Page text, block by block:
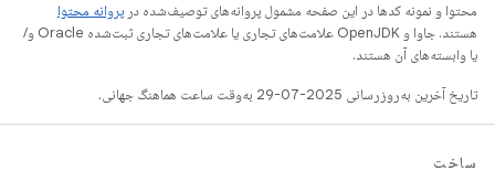
محتوا و نمونه کدها در این صفحه مشمول پروانه‌های توصیف‌شده در پروانه محتوا
هستند. جاوا و OpenJDK علامت‌های تجاری یا علامت‌های تجاری ثبت‌شده Oracle و/
یا وابسته‌های آن هستند.
تاریخ آخرین به‌روزرسانی 2025-07-29 به‌وقت ساعت هماهنگ جهانی.
ساخت